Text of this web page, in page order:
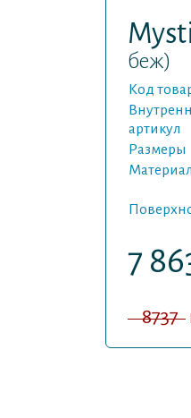
беж)
Код
артикул
Размеры
Материал
7
8737